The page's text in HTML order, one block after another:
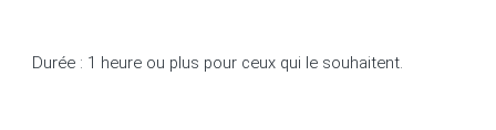
Durée : 1 heure ou plus pour ceux qui le souhaitent.